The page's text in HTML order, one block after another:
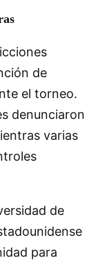
de
el torneo.
denunciaron
varias
de
para